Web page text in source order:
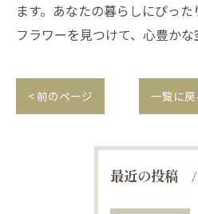
ます。あなたの暮らしにぴっ
フラワーを見つけて、心豊かな
< 前のページ 一覧に戻
最近の投稿